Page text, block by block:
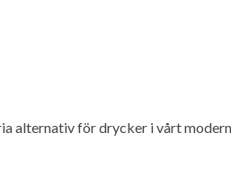
alternativ för drycker i vårt